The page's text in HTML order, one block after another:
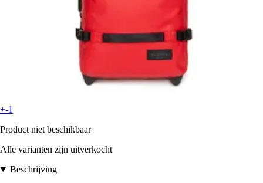
+-1
Product niet beschikbaar
Alle varianten zijn uitverkocht
Beschrijving